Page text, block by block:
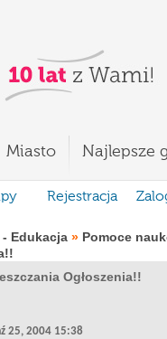
Miasto Najlepsze
Rejestracja
- Edukacja » Pomoce
Ogłoszenia!!
25, 2004 15:38